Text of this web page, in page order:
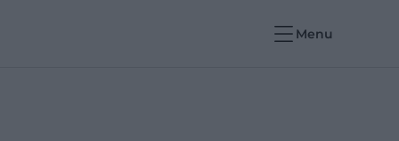
Menu